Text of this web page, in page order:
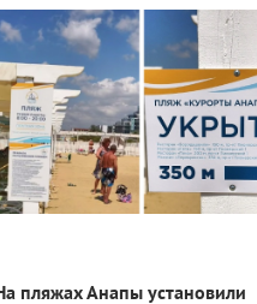
пляжах Анапы установили